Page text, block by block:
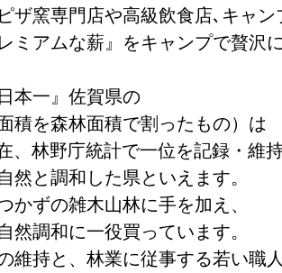
ザ窯専門店や高級飲食店､キャン
ミアムな薪』をキャンプで贅沢
本一』佐賀県の
積を森林面積で割ったもの）は
、林野庁統計で一位を記録・維持
然と調和した県といえます。
かずの雑木山林に手を加え、
然調和に一役買っています。
維持と、林業に従事する若い職